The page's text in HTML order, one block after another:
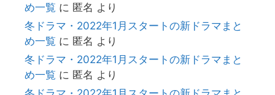
め一覧 に 匿名 より
冬ドラマ・2022年1月スタートの新ドラマまと
め一覧 に 匿名 より
冬ドラマ・2022年1月スタートの新ドラマまと
め一覧 に 匿名 より